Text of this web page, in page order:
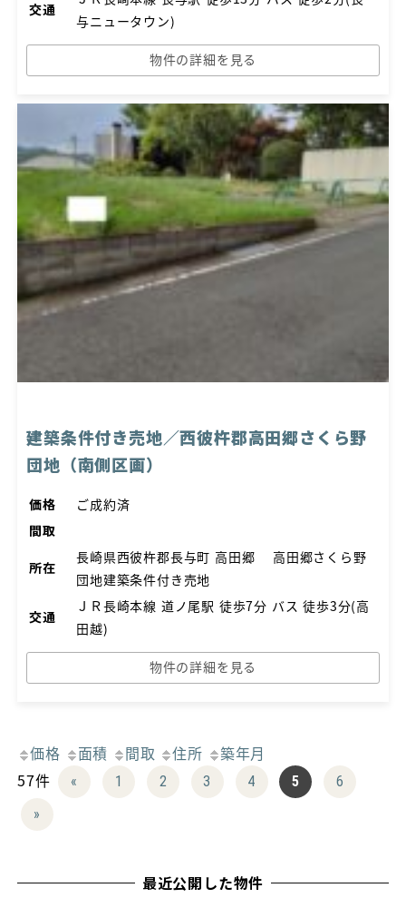
交通
与ニュータウン)
物件の詳細を見る
建築条件付き売地／西彼杵郡高田郷さくら野
団地（南側区画）
価格
ご成約済
間取
所在
長崎県西彼杵郡長与町 高田郷 高田郷さくら野
団地建築条件付き売地
交通
ＪＲ長崎本線 道ノ尾駅 徒歩7分 バス 徒歩3分(高
田越)
物件の詳細を見る
価格 面積 間取 住所
築年月
57件
« 1 2 3 4 5
6
»
最近公開した物件